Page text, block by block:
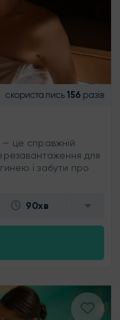
скористались 156 разів
— це справжній
для
і забути про
90хв